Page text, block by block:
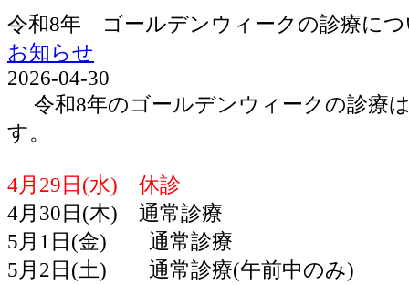
令和8年 ゴールデンウィークの診療に
お知らせ
2026-04-30
令和8年のゴールデンウィークの診療
す。
4月29日(水) 休診
4月30日(木) 通常診療
5月1日(金) 通常診療
5月2日(土) 通常診療(午前中のみ)